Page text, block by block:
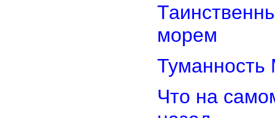
морем
Туманность
Что на